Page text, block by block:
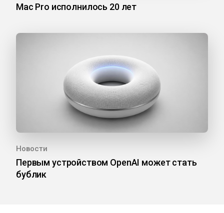
Mac Pro исполнилось 20 лет
Новости
Первым устройством OpenAI может стать
бублик